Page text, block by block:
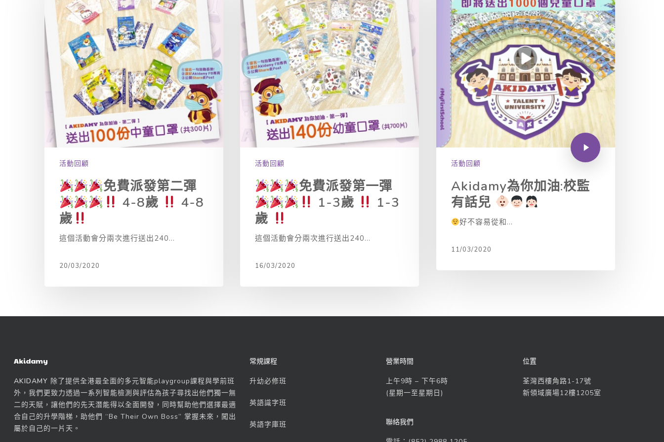
活動回顧
免費派發第二彈
4-8歲
4-8
歲
這個活動會分兩次進行送出240...
20/03/2020
活動回顧
免費派發第一彈
1-3歲
1-3
歲
這個活動會分兩次進行送出240...
16/03/2020
活動回顧
Akidamy為你加油:校監
有話兒
好不容易從和...
11/03/2020
Akidamy
AKIDAMY 除了提供全港最全面的多元智能playgroup課程與學前班
外，我們更致力透過一系列智能檢測與評估為孩子尋找出他們獨一無
二的天賦，讓他們的先天潛能得以全面開發 ，同時幫助他們選擇最適
合自己的升學階梯，助他們 “Be Their Own Boss” 掌握未來，闖出
屬於自己的一片天。
常規課程
升幼必修班
英語識字班
英語字庫班
營業時間
上午9時 – 下午6時
(星期一至星期日)
聯絡我們
位置
荃灣西樓角路1-17號
新領域廣場12樓1205室